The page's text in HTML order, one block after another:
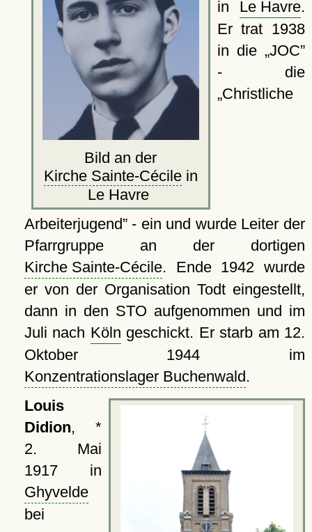
Bild an der
Kirche Sainte-Cécilein
Le Havre
in Le Havre‎.
Er trat 1938
in die
JOC
- die
Christliche
Arbeiterjugend - ein und wurde Leiter der
Pfarrgruppe an der dortigen
Kirche Sainte-Cécile. Ende 1942 wurde
er von der Organisation Todt eingestellt,
dann in den STO aufgenommen und im
Juli nach Köln geschickt. Er starb am 12.
Oktober 1944 im
Konzentrationslager Buchenwald.
Louis
Didion, *
2. Mai
1917 in
Ghyvelde
bei